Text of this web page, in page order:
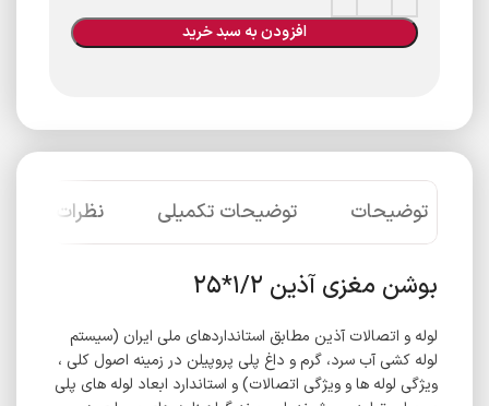
افزودن به سبد خرید
توضیحات توضیحات تکمیلی نظرات (0)
بوشن مغزی آذین ۱/۲*۲۵
لوله و اتصالات آذین مطابق استانداردهای ملی ایران (سیستم
لوله کشی آب سرد، گرم و داغ پلی پروپیلن در زمینه اصول کلی ،
ویژگی لوله ها و ویژگی اتصالات) و استاندارد ابعاد لوله های پلی